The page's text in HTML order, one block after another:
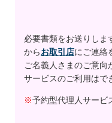
必要書類をお送りしま
からお取引店にご連絡
ご名義人さまのご意向
サービスのご利用はで
※予約型代理人サービ